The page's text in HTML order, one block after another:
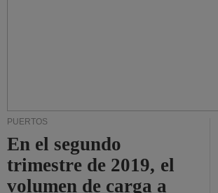
PUERTOS
En el segundo
trimestre de 2019, el
volumen de carga a